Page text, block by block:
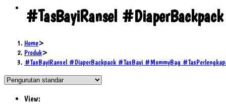
#TasBayiRansel
Home>
Produk>
#TasBayiRansel #DiaperBackpack #TasBayi #MommyBag
View: